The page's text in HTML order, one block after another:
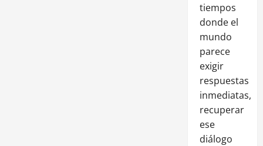
tiempos
donde el
mundo
parece
exigir
respuestas
inmediatas,
recuperar
ese
diálogo